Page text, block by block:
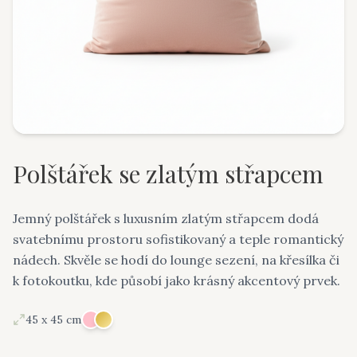
Polštářek se zlatým střapcem
Jemný polštářek s luxusním zlatým střapcem dodá
svatebnímu prostoru sofistikovaný a teple romantický
nádech. Skvěle se hodí do lounge sezení, na křesílka či
k fotokoutku, kde působí jako krásný akcentový prvek.
45 x 45 cm